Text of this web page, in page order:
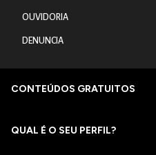
OUVIDORIA
DENUNCIA
CONTEÚDOS GRATUITOS
QUAL É O SEU PERFIL?